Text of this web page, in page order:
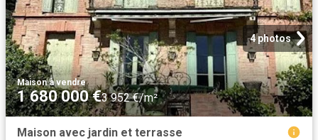
4 photos
Maison·à vendre
1 680 000 €3 952 €/m²
Maison avec jardin et terrasse